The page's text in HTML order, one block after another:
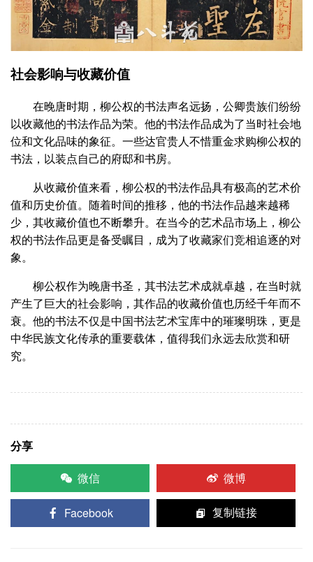
社会影响与收藏价值
在晚唐时期，柳公权的书法声名远扬，公卿贵族们纷纷
以收藏他的书法作品为荣。他的书法作品成为了当时社会地
位和文化品味的象征。一些达官贵人不惜重金求购柳公权的
书法，以装点自己的府邸和书房。
从收藏价值来看，柳公权的书法作品具有极高的艺术价
值和历史价值。随着时间的推移，他的书法作品越来越稀
少，其收藏价值也不断攀升。在当今的艺术品市场上，柳公
权的书法作品更是备受瞩目，成为了收藏家们竞相追逐的对
象。
柳公权作为晚唐书圣，其书法艺术成就卓越，在当时就
产生了巨大的社会影响，其作品的收藏价值也历经千年而不
衰。他的书法不仅是中国书法艺术宝库中的璀璨明珠，更是
中华民族文化传承的重要载体，值得我们永远去欣赏和研
究。
分享
微信
微博
Facebook 复制链接